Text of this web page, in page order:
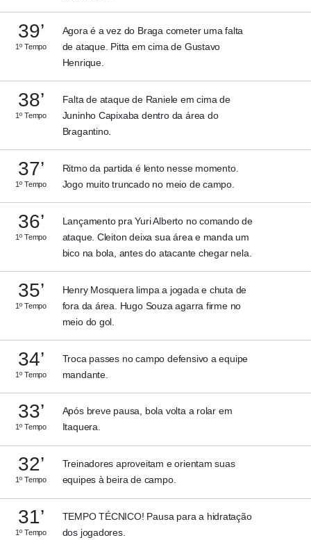
39’
1º Tempo
Agora é a vez do Braga cometer uma falta
de ataque. Pitta em cima de Gustavo
Henrique.
38’
1º Tempo
Falta de ataque de Raniele em cima de
Juninho Capixaba dentro da área do
Bragantino.
37’
1º Tempo
Ritmo da partida é lento nesse momento.
Jogo muito truncado no meio de campo.
36’
1º Tempo
Lançamento pra Yuri Alberto no comando de
ataque. Cleiton deixa sua área e manda um
bico na bola, antes do atacante chegar nela.
35’
1º Tempo
Henry Mosquera limpa a jogada e chuta de
fora da área. Hugo Souza agarra firme no
meio do gol.
34’
1º Tempo
Troca passes no campo defensivo a equipe
mandante.
33’
1º Tempo
Após breve pausa, bola volta a rolar em
Itaquera.
32’
1º Tempo
Treinadores aproveitam e orientam suas
equipes à beira de campo.
31’
1º Tempo
TEMPO TÉCNICO! Pausa para a hidratação
dos jogadores.